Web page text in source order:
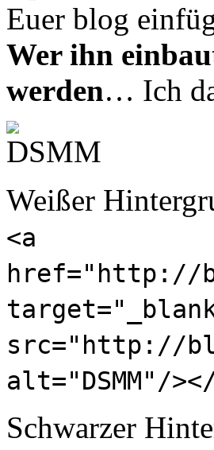
Euer blog
Wer ihn
werden… Ich
Weißer
<a
href="http://
src="http://
alt="DSMM"/
Schwarzer